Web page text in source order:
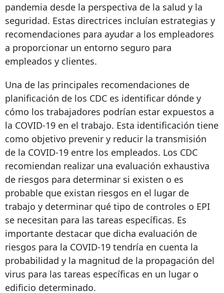
pandemia desde la perspectiva de la salud y la
seguridad. Estas directrices incluían estrategias y
recomendaciones para ayudar a los empleadores
a proporcionar un entorno seguro para
empleados y clientes.
Una de las principales recomendaciones de
planificación de los CDC es identificar dónde y
cómo los trabajadores podrían estar expuestos a
la COVID-19 en el trabajo. Esta identificación tiene
como objetivo prevenir y reducir la transmisión
de la COVID-19 entre los empleados. Los CDC
recomiendan realizar una evaluación exhaustiva
de riesgos para determinar si existen o es
probable que existan riesgos en el lugar de
trabajo y determinar qué tipo de controles o EPI
se necesitan para las tareas específicas. Es
importante destacar que dicha evaluación de
riesgos para la COVID-19 tendría en cuenta la
probabilidad y la magnitud de la propagación del
virus para las tareas específicas en un lugar o
edificio determinado.